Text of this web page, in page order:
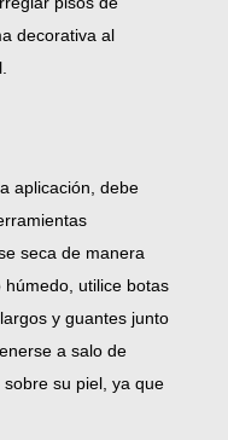
decorativa al
aplicación, debe
seca de manera
utilice botas
y guantes junto
a salo de
su piel, ya que